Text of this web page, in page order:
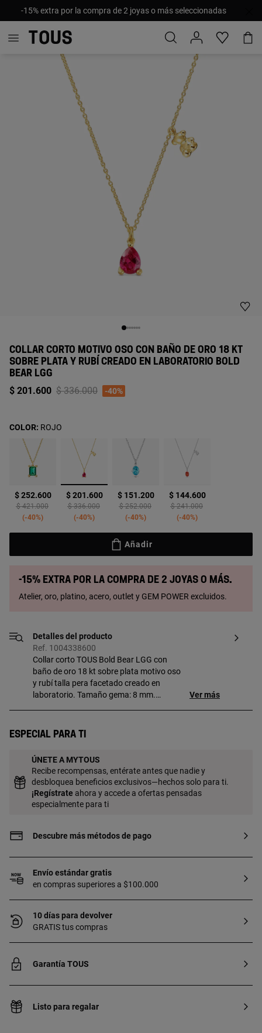
-15% extra por la compra de 2 joyas o más seleccionadas
COLLAR CORTO MOTIVO OSO CON BAÑO DE ORO 18 KT
SOBRE PLATA Y RUBÍ CREADO EN LABORATORIO BOLD
BEAR LGG
$ 201.600 Price reduced from
$ 336.000to-40%
$ 252.600
Price reduced from
$ 421.000to
-40%
seleccionado
$ 201.600
Price reduced from
$ 336.000to
-40%
$ 151.200
Price reduced from
$ 252.000to
-40%
$ 144.600
Price reduced from
$ 241.000to
-40%
COLOR: ROJO
Añadir
-15% extra por la compra de 2 joyas o más.
Atelier, oro, platino, acero, outlet y GEM POWER excluidos.
Detalles del producto
Ref. 1004338600
Collar corto TOUS Bold Bear LGG con
baño de oro 18 kt sobre plata motivo oso
y rubí talla pera facetado creado en
laboratorio. Tamaño gema: 8 mm.
maillor. Pieza fabricada con plata de
y 3 micras de espesor. Esta calidad
garantiza una mayor durabilidad de la
joya. Nota: Pieza elaborada con gemas
creadas en laboratorio.
Ver más
Especial para ti
ÚNETE A MYTOUS
Recibe recompensas, entérate antes que nadie y
desbloquea beneficios exclusivos—hechos solo para ti.
¡Regístrate ahora y accede a ofertas pensadas
especialmente para ti
Descubre más métodos de pago
Envío estándar gratis
en compras superiores a $100.000
10 días para devolver
GRATIS tus compras
Garantía TOUS
Listo para regalar